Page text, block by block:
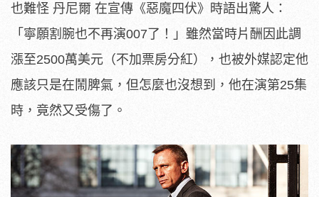
也難怪 丹尼爾 在宣傳《惡魔四伏》時語出驚人：
「寧願割腕也不再演007了！」雖然當時片酬因此調
漲至2500萬美元（不加票房分紅），也被外媒認定他
應該只是在鬧脾氣，但怎麼也沒想到，他在演第25集
時，竟然又受傷了。